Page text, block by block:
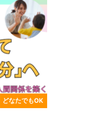
どなたでもOK